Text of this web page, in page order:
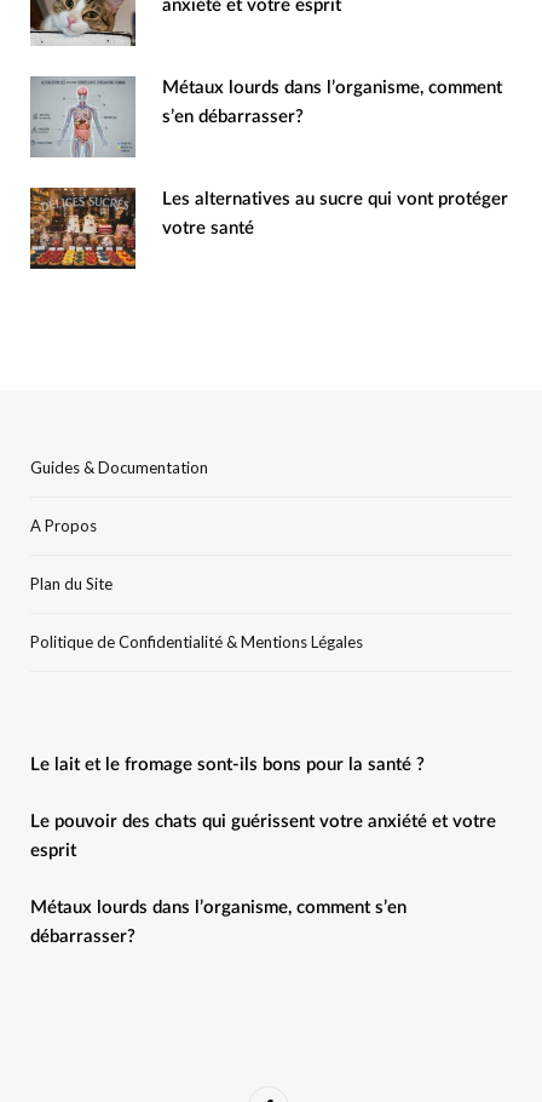
anxiété et votre esprit
Métaux lourds dans l’organisme, comment
s’en débarrasser?
Les alternatives au sucre qui vont protéger
votre santé
Guides & Documentation
A Propos
Plan du Site
Politique de Confidentialité & Mentions Légales
Le lait et le fromage sont-ils bons pour la santé ?
Le pouvoir des chats qui guérissent votre anxiété et votre
esprit
Métaux lourds dans l’organisme, comment s’en
débarrasser?